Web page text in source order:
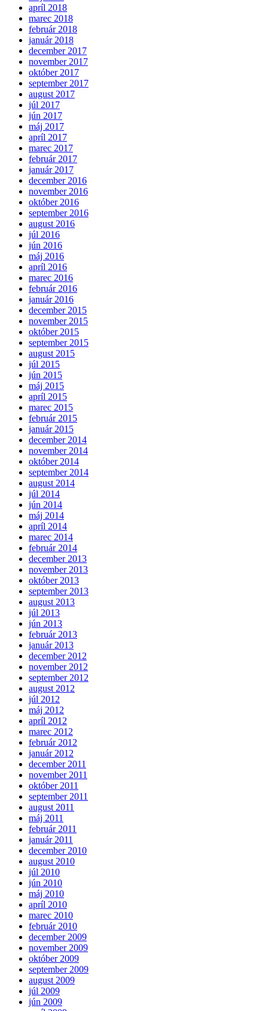
apríl 2018
marec 2018
február 2018
január 2018
december 2017
november 2017
október 2017
september 2017
august 2017
júl 2017
jún 2017
máj 2017
apríl 2017
marec 2017
február 2017
január 2017
december 2016
november 2016
október 2016
september 2016
august 2016
júl 2016
jún 2016
máj 2016
apríl 2016
marec 2016
február 2016
január 2016
december 2015
november 2015
október 2015
september 2015
august 2015
júl 2015
jún 2015
máj 2015
apríl 2015
marec 2015
február 2015
január 2015
december 2014
november 2014
október 2014
september 2014
august 2014
júl 2014
jún 2014
máj 2014
apríl 2014
marec 2014
február 2014
december 2013
november 2013
október 2013
september 2013
august 2013
júl 2013
jún 2013
február 2013
január 2013
december 2012
november 2012
september 2012
august 2012
júl 2012
máj 2012
apríl 2012
marec 2012
február 2012
január 2012
december 2011
november 2011
október 2011
september 2011
august 2011
máj 2011
február 2011
január 2011
december 2010
august 2010
júl 2010
jún 2010
máj 2010
apríl 2010
marec 2010
február 2010
december 2009
november 2009
október 2009
september 2009
august 2009
júl 2009
jún 2009